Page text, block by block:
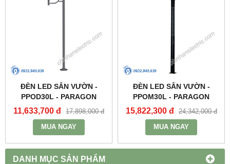
DANH MỤC SẢN PHẨM
ĐÈN LED SÂN VƯỜN -
PPOD30L - PARAGON
11,633,700 đ 17,898,000 đ
MUA NGAY
ĐÈN LED SÂN VƯỜN -
PPOM30L - PARAGON
15,822,300 đ 24,342,000 đ
MUA NGAY